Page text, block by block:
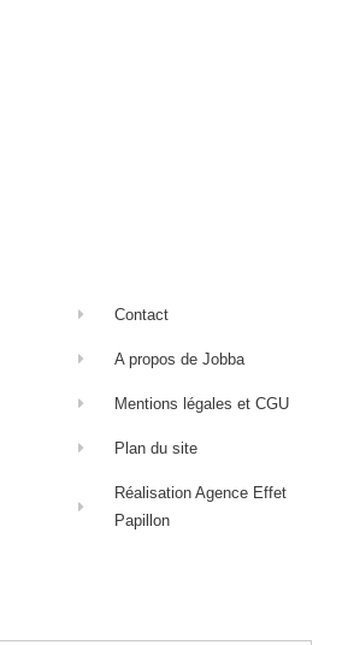
Contact
A propos de Jobba
Mentions légales et CGU
Plan du site
Réalisation Agence Effet
Papillon